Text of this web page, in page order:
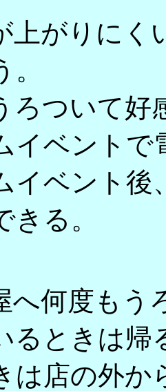
上がりにく
ろついて好
イベントで
イベント後
きる。
へ何度もう
るときは帰
は店の外か